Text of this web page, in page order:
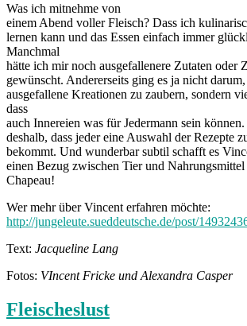
Was ich mitnehme von
einem Abend voller Fleisch? Dass ich
lernen kann und das Essen einfach immer
Manchmal
hätte ich mir noch ausgefallenere Zutaten oder
gewünscht. Andererseits ging es ja nicht
ausgefallene Kreationen zu zaubern, sondern
dass
auch Innereien was für Jedermann sein
deshalb, dass jeder eine Auswahl der Rezepte
bekommt. Und wunderbar subtil schafft es
einen Bezug zwischen Tier und Nahrungsmittel
Chapeau!
Wer mehr über Vincent erfahren möchte:
http://jungeleute.sueddeutsche.de/post/
Text: Jacqueline Lang
Fotos: VIncent Fricke und Alexandra Casper
Fleischeslust